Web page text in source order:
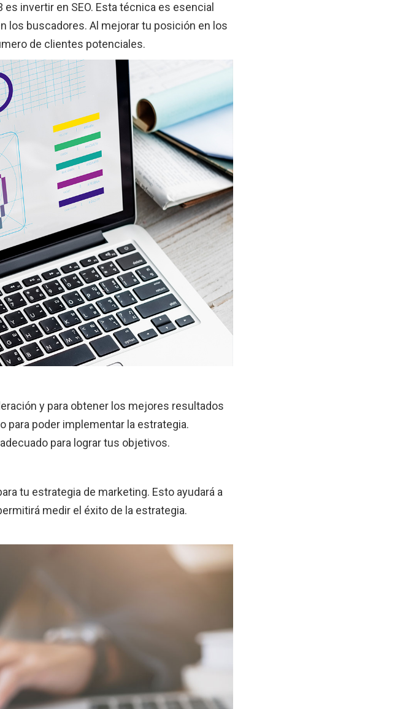
invertir en SEO. Esta técnica es esencial
los buscadores. Al mejorar tu posición en los
de clientes potenciales.
y para obtener los mejores resultados
para poder implementar la estrategia.
para lograr tus objetivos.
tu estrategia de marketing. Esto ayudará a
medir el éxito de la estrategia.